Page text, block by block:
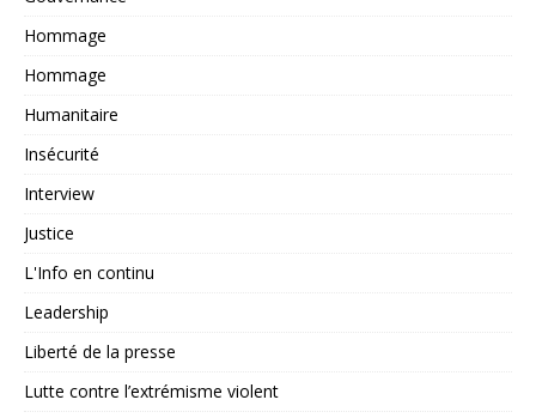
Hommage
Hommage
Humanitaire
Insécurité
Interview
Justice
L'Info en continu
Leadership
Liberté de la presse
Lutte contre l’extrémisme violent